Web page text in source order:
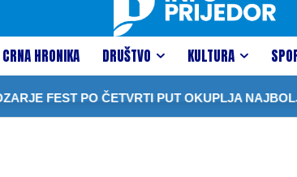
CRNA HRONIKA DRUŠTVO KULTURA
FEST PO ČETVRTI PUT OKUPLJA